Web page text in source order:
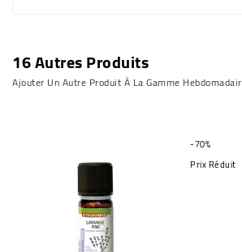
16 Autres Produits
Ajouter Un Autre Produit À La Gamme
-70%
Prix Réduit